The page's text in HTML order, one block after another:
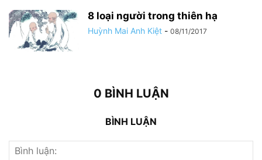
8 loại người trong thiên hạ
Huỳnh Mai Anh Kiệt - 08/11/2017
0 BÌNH LUẬN
BÌNH LUẬN